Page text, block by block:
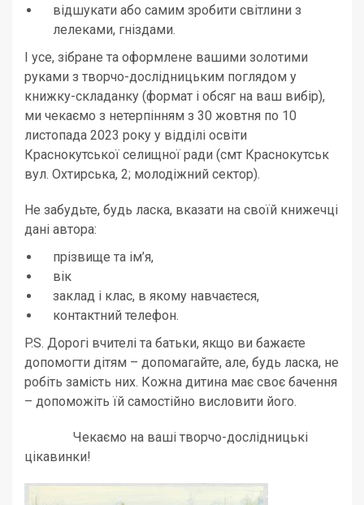
відшукати або самим зробити світлини з
лелеками, гніздами.
І усе, зібране та оформлене вашими золотими
руками з творчо-дослідницьким поглядом у
книжку-складанку (формат і обсяг на ваш вибір),
ми чекаємо з нетерпінням з 30 жовтня по 10
листопада 2023 року у відділі освіти
Краснокутської селищної ради (смт Краснокутськ
вул. Охтирська, 2; молодіжний сектор).
Не забудьте, будь ласка, вказати на своїй книжечці
дані автора:
прізвище та ім’я,
вік
заклад і клас, в якому навчаєтеся,
контактний телефон.
P.S. Дорогі вчителі та батьки, якщо ви бажаєте
допомогти дітям – допомагайте, але, будь ласка, не
робіть замість них. Кожна дитина має своє бачення
– допоможіть їй самостійно висловити його.
Чекаємо на ваші творчо-дослідницькі
цікавинки!